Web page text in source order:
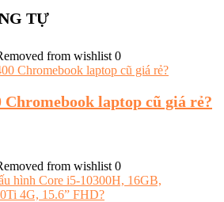
TỰ
from wishlist 0
laptop cũ giá rẻ?
from wishlist 0